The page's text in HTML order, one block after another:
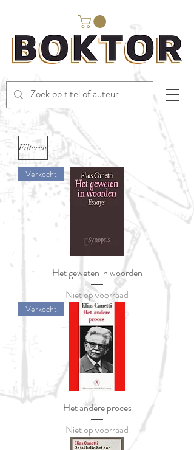
Filteren
Verkocht
Het geweten in woorden
Niet op voorraad
Verkocht
Het andere proces
Niet op voorraad